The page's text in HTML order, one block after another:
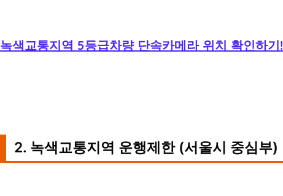
녹색교통지역 5등급차량 단속카메라 위치 확인하기!
2. 녹색교통지역 운행제한 (서울시 중심부)